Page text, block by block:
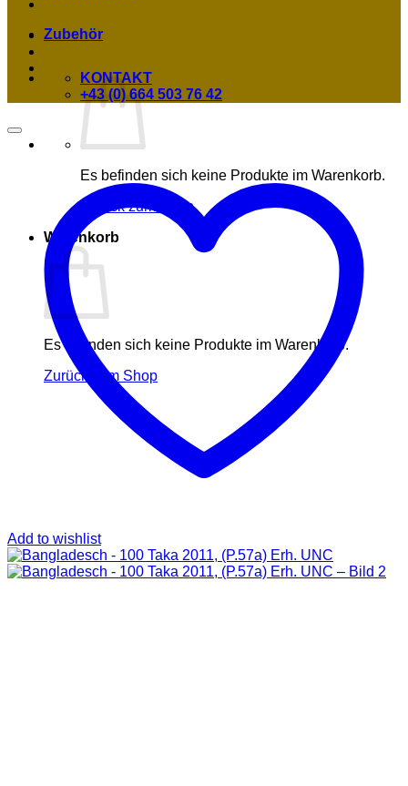
Es befinden sich keine Produkte im Warenkorb.
Zurück zum Shop
Warenkorb
Es befinden sich keine Produkte im Warenkorb.
Zurück zum Shop
Zubehör
KONTAKT
+43 (0) 664 503 76 42
Add to wishlist